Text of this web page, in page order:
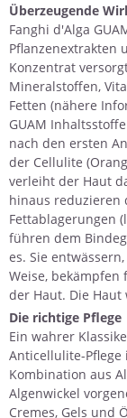
Überzeugende
Fanghi d'Alga
Pflanzenextrakten
Konzentrat
Mineralstoffen,
Fetten (nähere
GUAM
nach den ersten
der Cellulite
verleiht der Haut
hinaus reduzieren
Fettablagerungen
führen dem
es. Sie
Weise, bekämpfen
der Haut. Die
Die richtige Pflege
Ein wahrer
Anticellulite-Pflege
Kombination aus
Algenwickel
Cremes, Gels und